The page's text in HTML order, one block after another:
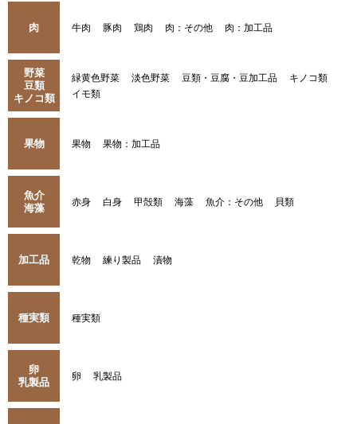
肉 牛肉 豚肉 鶏肉 肉：その他 肉：加工品
野菜
豆類
キノコ類
緑黄色野菜 淡色野菜 豆類・豆腐・豆加工品
キノコ類
イモ類
果物 果物 果物：加工品
魚介
海藻
赤身 白身 甲殻類 海藻 魚介：その他 貝類
加工品 乾物 練り製品 漬物
種実類 種実類
卵
乳製品
卵 乳製品